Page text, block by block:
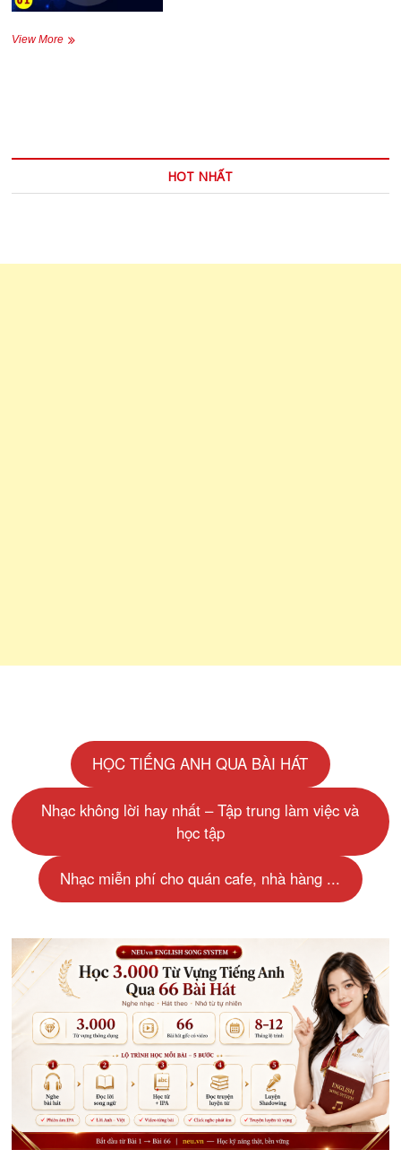
View MoreVIP.STUDY
HOT NHẤT
HỌC TIẾNG ANH QUA BÀI HÁT
Nhạc không lời hay nhất – Tập trung làm việc và
học tập
Nhạc miễn phí cho quán cafe, nhà hàng ...